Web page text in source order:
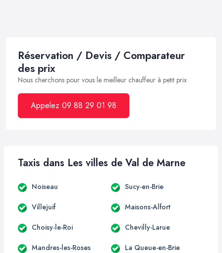
Réservation / Devis / Comparateur
des prix
Nous cherchons pour vous le meilleur chauffeur à petit prix
Appelez 09 88 29 01 98
Taxis dans Les villes de Val de Marne
Noiseau Sucy-en-Brie
Villejuif Maisons-Alfort
Choisy-le-Roi Chevilly-Larue
Mandres-les-Roses La Queue-en-Brie